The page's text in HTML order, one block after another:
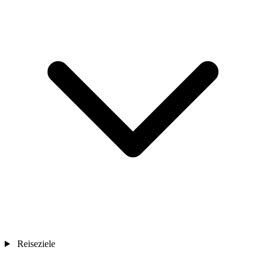
Reiseziele